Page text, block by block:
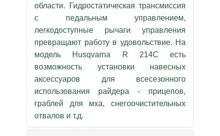
области. Гидростатическая трансмиссия
с педальным управлением,
легкодоступные рычаги управления
превращают работу в удовольствие. На
модель Husqvarna R 214C есть
возможность установки навесных
аксессуаров для всесезонного
использования райдера - прицепов,
граблей для мха, снегоочистительных
отвалов и т.д.